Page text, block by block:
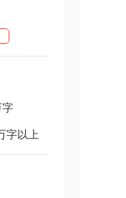
字
字以上